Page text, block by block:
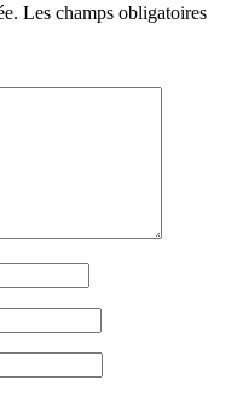
Les champs obligatoires